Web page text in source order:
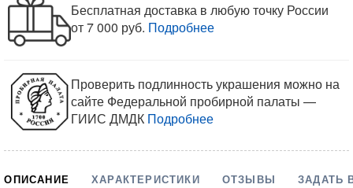
Бесплатная доставка в любую точку России
от 7 000 руб. Подробнее
Проверить подлинность украшения можно на
сайте Федеральной пробирной палаты —
ГИИС ДМДК Подробнее
ОПИСАНИЕ ХАРАКТЕРИСТИКИ ОТЗЫВЫ ЗАДАТЬ